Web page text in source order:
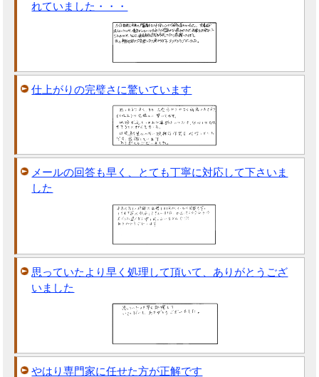
れていました・・・
仕上がりの完璧さに驚いています
メールの回答も早く、とても丁寧に対応して下さいま
した
思っていたより早く処理して頂いて、ありがとうござ
いました
やはり専門家に任せた方が正解です